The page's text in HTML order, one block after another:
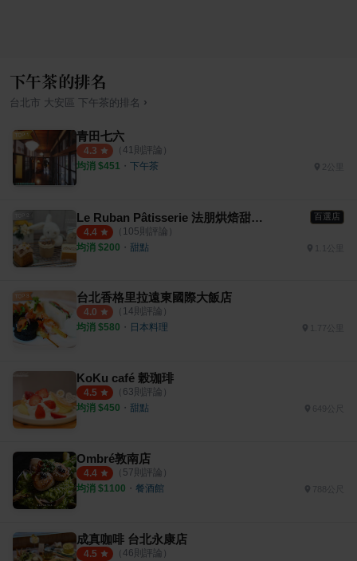
下午茶的排名
台北市 大安區 下午茶的排名 ›
青田七六
4.3 （ 41則評論）
均消 $451 ・ 下午茶
Le Ruban Pâtisserie 法朋烘焙甜點坊 百選店
4.4 （ 105則評論）
均消 $200 ・ 甜點
台北香格里拉遠東國際大飯店
4.0 （ 14則評論）
均消 $580 ・ 日本料理
KoKu café 榖珈琲
4.5 （ 63則評論）
均消 $450 ・ 甜點 649公尺
Ombré敦南店
4.4 （ 57則評論）
均消 $1100 ・ 餐酒館
成真咖啡 台北永康店
4.5 （ 46則評論）